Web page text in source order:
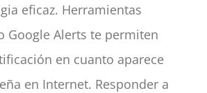
eficaz. Herramientas
Google Alerts te permiten
en cuanto aparece
en Internet. Responder a